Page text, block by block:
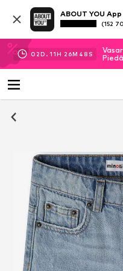
ABOUT YOU App
(152
02D. 11H 26M 47 S